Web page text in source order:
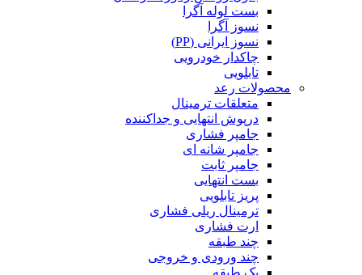
بست لوله آگرا
نسوز آگرا
نسوز ایرانی (PP)
چاکدار خودرویی
تابلویی
محصولات رعد
متعلقات ترمینال
درپوش انتهایی و جداکننده
جامپر فشاری
جامپر شانه ای
جامپر ثابت
بست انتهایی
پریز تابلویی
ترمینال ریلی فشاری
ارت فشاری
چند طبقه
چند ورودی و خروجی